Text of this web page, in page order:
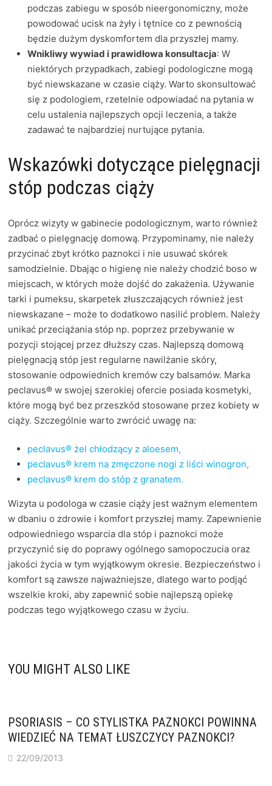
podczas zabiegu w sposób nieergonomiczny, może
powodować ucisk na żyły i tętnice co z pewnością
będzie dużym dyskomfortem dla przyszłej mamy.
Wnikliwy wywiad i prawidłowa konsultacja: W
niektórych przypadkach, zabiegi podologiczne mogą
być niewskazane w czasie ciąży. Warto skonsultować
się z podologiem, rzetelnie odpowiadać na pytania w
celu ustalenia najlepszych opcji leczenia, a także
zadawać te najbardziej nurtujące pytania.
Wskazówki dotyczące pielęgnacji
stóp podczas ciąży
Oprócz wizyty w gabinecie podologicznym, warto również
zadbać o pielęgnację domową. Przypominamy, nie należy
przycinać zbyt krótko paznokci i nie usuwać skórek
samodzielnie. Dbając o higienę nie należy chodzić boso w
miejscach, w których może dojść do zakażenia. Używanie
tarki i pumeksu, skarpetek złuszczających również jest
niewskazane – może to dodatkowo nasilić problem. Należy
unikać przeciążania stóp np. poprzez przebywanie w
pozycji stojącej przez dłuższy czas. Najlepszą domową
pielęgnacją stóp jest regularne nawilżanie skóry,
stosowanie odpowiednich kremów czy balsamów. Marka
peclavus® w swojej szerokiej ofercie posiada kosmetyki,
które mogą być bez przeszkód stosowane przez kobiety w
ciąży. Szczególnie warto zwrócić uwagę na:
peclavus® żel chłodzący z aloesem,
peclavus® krem na zmęczone nogi z liści winogron,
peclavus® krem do stóp z granatem.
Wizyta u podologa w czasie ciąży jest ważnym elementem
w dbaniu o zdrowie i komfort przyszłej mamy. Zapewnienie
odpowiedniego wsparcia dla stóp i paznokci może
przyczynić się do poprawy ogólnego samopoczucia oraz
jakości życia w tym wyjątkowym okresie. Bezpieczeństwo i
komfort są zawsze najważniejsze, dlatego warto podjąć
wszelkie kroki, aby zapewnić sobie najlepszą opiekę
podczas tego wyjątkowego czasu w życiu.
YOU MIGHT ALSO LIKE
PSORIASIS – CO STYLISTKA PAZNOKCI POWINNA
WIEDZIEĆ NA TEMAT ŁUSZCZYCY PAZNOKCI?
22/09/2013